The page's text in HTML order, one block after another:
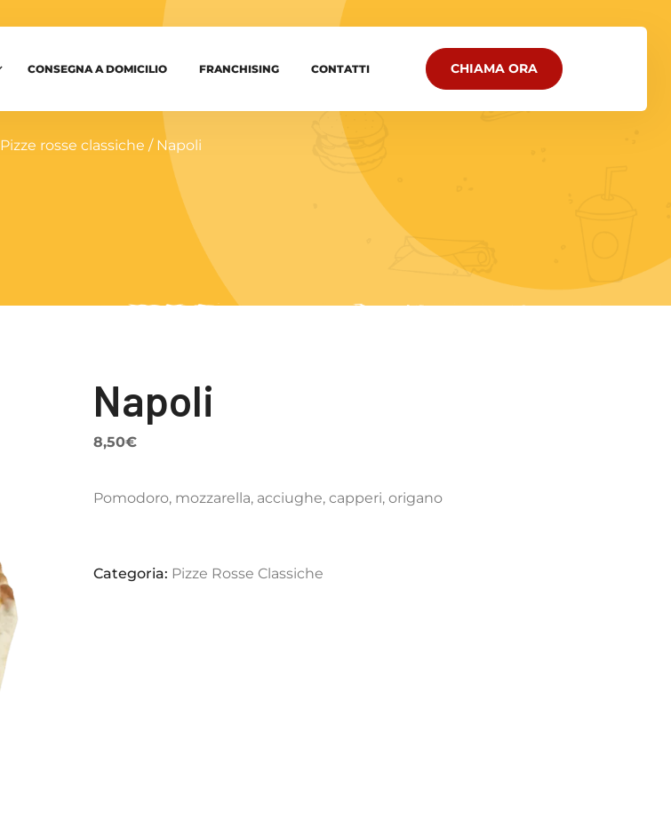
CONSEGNA A DOMICILIO FRANCHISING CONTATTI CHIAMA ORA
Pizze rosse classiche / Napoli
Napoli
8,50€
Pomodoro, mozzarella, acciughe, capperi, origano
Categoria: Pizze Rosse Classiche